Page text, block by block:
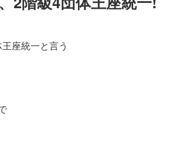
座統一と言う